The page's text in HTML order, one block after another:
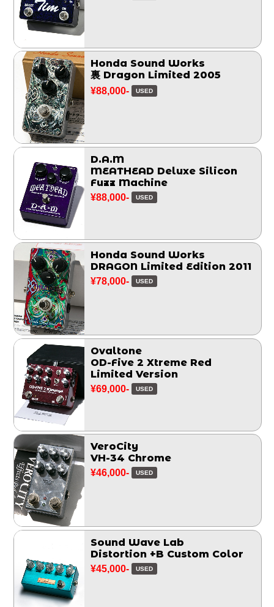
Honda Sound Works
裏 Dragon Limited 2005
¥88,000- USED
D.A.M
MEATHEAD Deluxe Silicon
Fuzz Machine
¥88,000- USED
Honda Sound Works
DRAGON Limited Edition 2011
¥78,000- USED
Ovaltone
OD-Five 2 Xtreme Red
Limited Version
¥69,000- USED
VeroCity
VH-34 Chrome
¥46,000- USED
Sound Wave Lab
Distortion +B Custom Color
¥45,000- USED